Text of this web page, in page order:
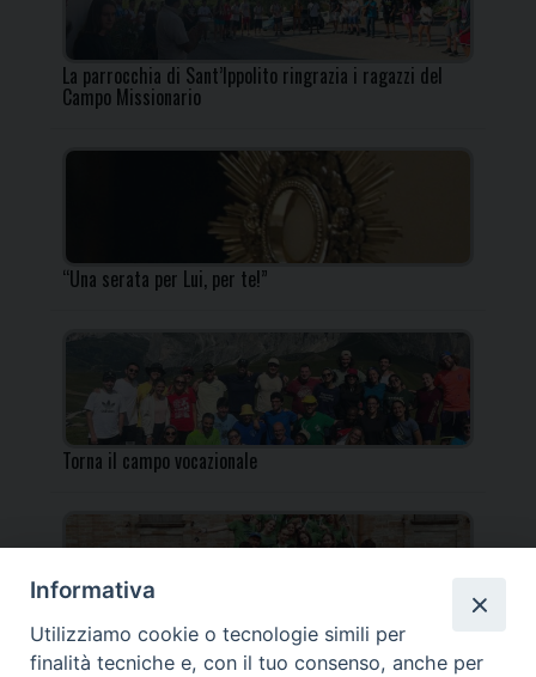
La parrocchia di Sant’Ippolito ringrazia i ragazzi del
Campo Missionario
“Una serata per Lui, per te!”
Torna il campo vocazionale
Torna il Campo Missionario Diocesano
Informativa
Utilizziamo cookie o tecnologie simili per
finalità tecniche e, con il tuo consenso, anche per